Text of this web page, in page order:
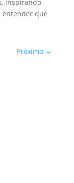
inspirando
entender que
Próximo →